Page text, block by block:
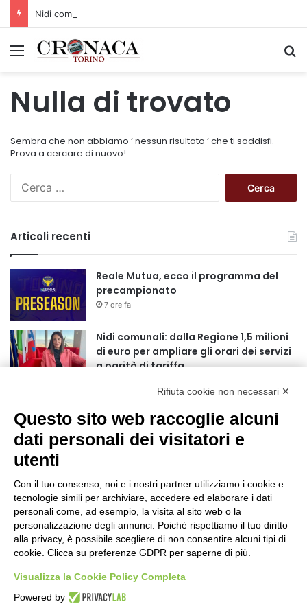
Menu
Nulla di trovato
Sembra che non abbiamo ’ nessun risultato ’ che ti soddisfi.
Prova a cercare di nuovo!
c
p
Articoli recenti
Reale Mutua, ecco il programma del
precampionato
7 ore fa
Nidi comunali: dalla Regione 1,5 milioni
di euro per ampliare gli orari dei servizi
a parità di tariffa
collegamenti verso la collina
11 ore fa
agosto apre la strada al Grande
Ferragosto
11 ore fa
Un nuovo modello di IA stima il volume
dei ghiacciai del pianeta
12 ore fa
Al San Luigi Gonzaga restituita la vista
a un occhio senza più speranze
Rifiuta cookie non necessari ✕
Questo sito web raccoglie alcuni
dati personali dei visitatori e
utenti
Con il tuo consenso, noi e i nostri partner utilizziamo i cookie e
tecnologie simili per archiviare, accedere ed elaborare i dati
personali come, ad esempio, la visita al sito web o la
personalizzazione degli annunci. Poiché rispettiamo il tuo diritto
alla privacy, è possibile scegliere di non consentire alcuni tipi di
cookie. Clicca su preferenze GDPR per saperne di più.
Visualizza la Cookie Policy Completa
Powered by